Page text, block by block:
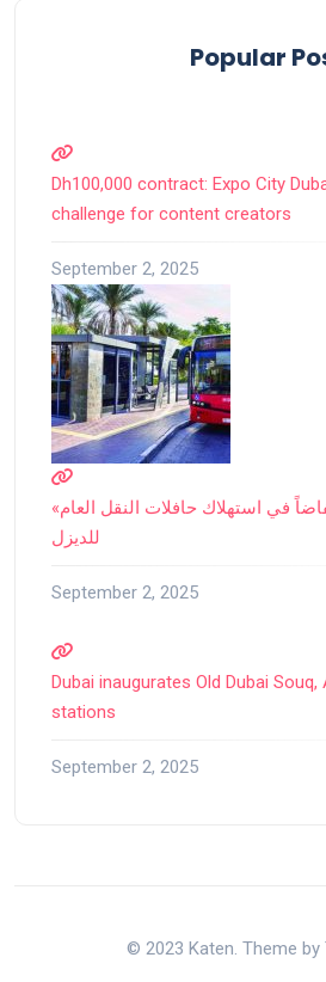
Popular
Dh100,000 contract: Expo City
challenge for content creators
September 2, 2025
«طرق دبي»: 33% انخفاضاً في استهلاك حافلات النقل العام
للديزل
September 2, 2025
Dubai inaugurates Old Dubai Souq,
stations
September 2, 2025
© 2023 Katen. Theme by